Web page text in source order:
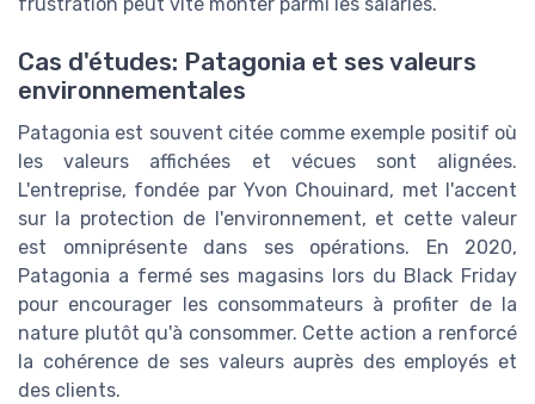
Cas d'études: Patagonia et ses valeurs
environnementales
Patagonia est souvent citée comme exemple positif où
les valeurs affichées et vécues sont alignées.
L'entreprise, fondée par Yvon Chouinard, met l'accent
sur la protection de l'environnement, et cette valeur
est omniprésente dans ses opérations. En 2020,
Patagonia a fermé ses magasins lors du Black Friday
pour encourager les consommateurs à profiter de la
nature plutôt qu'à consommer. Cette action a renforcé
la cohérence de ses valeurs auprès des employés et
des clients.